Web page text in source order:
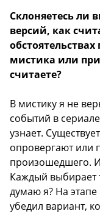
Склоняетесь ли
версий, как
мистика или
считаете?
В мистику я не
событий в
узнает.
опровергают или
произошедшего. И
Каждый выбирает
думаю я? На
убедил вариант,